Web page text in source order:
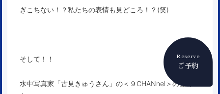
Reserve
ご予約
ぎこちない！？私たちの表情も見どころ！？(笑)
そして！！
水中写真家「古見きゅうさん」 の＜９CHANnel＞の登録